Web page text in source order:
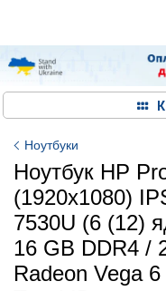
Ноутбуки
Ноутбук HP
(1920x1080)
7530U (6 (12)
16 GB DDR4 /
Radeon Vega